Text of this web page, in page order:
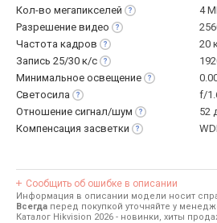
Кол-во мегапикселей
4
Разрешение видео
Частота кадров
20
Запись 25/30 к/с
Минимальное освещение
Светосила
f/
Отношение сигнал/шум
52
Компенсация засветки
Сообщить об ошибке в описании
Информация в описании модели носит
Всегда перед покупкой уточняйте у
Каталог Hikvision 2026 - новинки, хиты